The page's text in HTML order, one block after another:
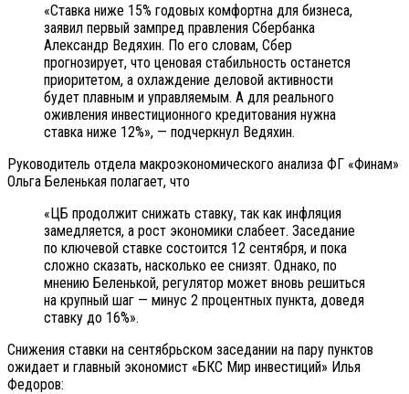
«Ставка ниже 15% годовых комфортна для бизнеса,
заявил первый зампред правления Сбербанка
Александр Ведяхин. По его словам, Сбер
прогнозирует, что ценовая стабильность останется
приоритетом, а охлаждение деловой активности
будет плавным и управляемым. А для реального
оживления инвестиционного кредитования нужна
ставка ниже 12%», — подчеркнул Ведяхин.
Руководитель отдела макроэкономического анализа ФГ «Финам»
Ольга Беленькая полагает, что
«ЦБ продолжит снижать ставку, так как инфляция
замедляется, а рост экономики слабеет. Заседание
по ключевой ставке состоится 12 сентября, и пока
сложно сказать, насколько ее снизят. Однако, по
мнению Беленькой, регулятор может вновь решиться
на крупный шаг — минус 2 процентных пункта, доведя
ставку до 16%».
Снижения ставки на сентябрьском заседании на пару пунктов
ожидает и главный экономист «БКС Мир инвестиций» Илья
Федоров: